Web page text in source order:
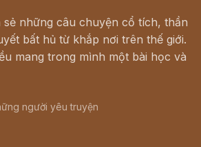
sẻ những câu chuyện cổ tích, thần
bất hủ từ khắp nơi trên thế giới.
mang trong mình một bài học và
người yêu truyện